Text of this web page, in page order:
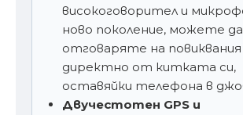
високоговорител и
ново поколение, можете да
отговаряте на повиквания
директно от китката си,
оставяйки телефона в
Двучестотен GPS и